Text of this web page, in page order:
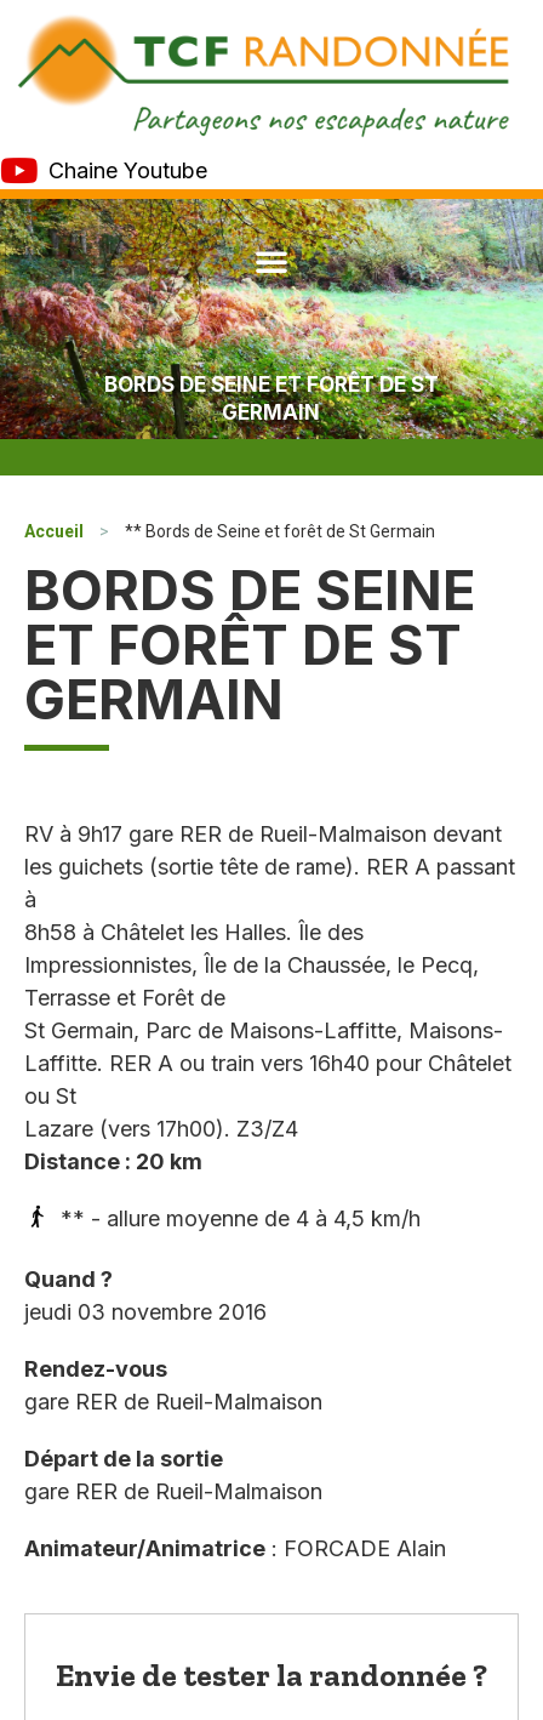
Chaine Youtube
BORDS DE SEINE ET FORÊT DE ST
GERMAIN
Accueil > ** Bords de Seine et forêt de St Germain
BORDS DE SEINE
ET FORÊT DE ST
GERMAIN
RV à 9h17 gare RER de Rueil-Malmaison devant
les guichets (sortie tête de rame). RER A passant
à
8h58 à Châtelet les Halles. Île des
Impressionnistes, Île de la Chaussée, le Pecq,
Terrasse et Forêt de
St Germain, Parc de Maisons-Laffitte, Maisons-
Laffitte. RER A ou train vers 16h40 pour Châtelet
ou St
Lazare (vers 17h00). Z3/Z4
Distance : 20 km
** - allure moyenne de 4 à 4,5 km/h
Quand ?
jeudi 03 novembre 2016
Rendez-vous
gare RER de Rueil-Malmaison
Départ de la sortie
gare RER de Rueil-Malmaison
Animateur/Animatrice : FORCADE Alain
Envie de tester la randonnée ?